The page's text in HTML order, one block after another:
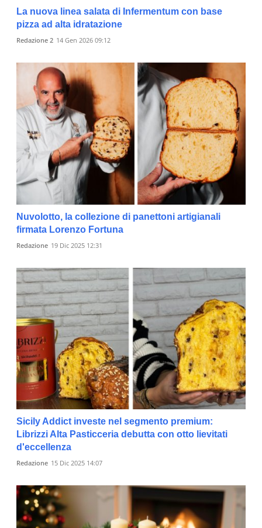
La nuova linea salata di Infermentum con base
pizza ad alta idratazione
Redazione 2 14 Gen 2026 09:12
Nuvolotto, la collezione di panettoni artigianali
firmata Lorenzo Fortuna
Redazione 19 Dic 2025 12:31
Sicily Addict investe nel segmento premium:
Librizzi Alta Pasticceria debutta con otto lievitati
d'eccellenza
Redazione 15 Dic 2025 14:07